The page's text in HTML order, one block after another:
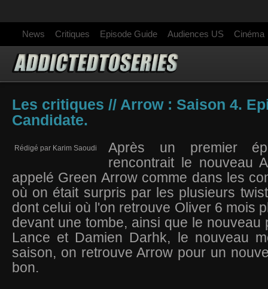
News Critiques Episode Guide Audiences US Cinéma
Les critiques // Arrow : Saison 4.
Candidate.
Rédigé par Karim Saoudi
Après un premier
rencontrait le nouveau
appelé Green Arrow comme dans les
où on était surpris par les plusieurs
dont celui où l'on retrouve Oliver 6 mois
devant une tombe, ainsi que le nouveau
Lance et Damien Darhk, le nouveau
saison, on retrouve Arrow pour un
bon.